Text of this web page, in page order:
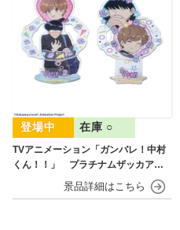
TVアニメーション「ガンバレ！中村
くん！！」 プラチナムザッカアク
リルジオラマ
在庫 ○